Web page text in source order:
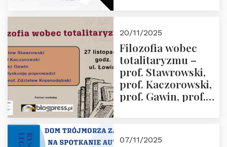
Przemysław
Sobolewski – 4
grudnia 2025 r.
godz. 18:00.
20/11/2025
Filozofia wobec
totalitaryzmu –
prof. Stawrowski,
prof. Kaczorowski,
prof. Gawin, prof.
07/11/2025